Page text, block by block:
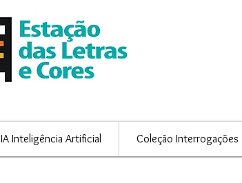
IA Inteligência Artificial Coleção Interrogações